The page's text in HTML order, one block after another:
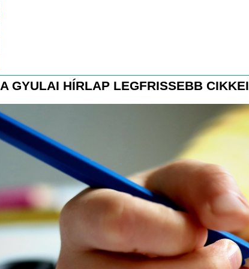
A GYULAI HÍRLAP LEGFRISSEBB CIKKEI